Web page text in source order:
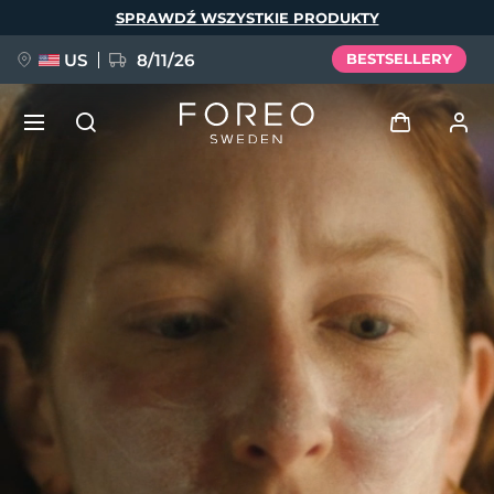
SPRAWDŹ WSZYSTKIE PRODUKTY
US 8/11/26 BESTSELLERY
Zaloguj
Profil użytkownika
Moje urządzenia
Moje zamówienia
Moje adresy
Moje subskrypcje
FAQ™ Pure Beauty-Tech Elixir
BREAKING NEWS
issa™ Teeth Whitening Set
Deutsch
Español
Italiano
Português
Polski
Русский
繁體中文